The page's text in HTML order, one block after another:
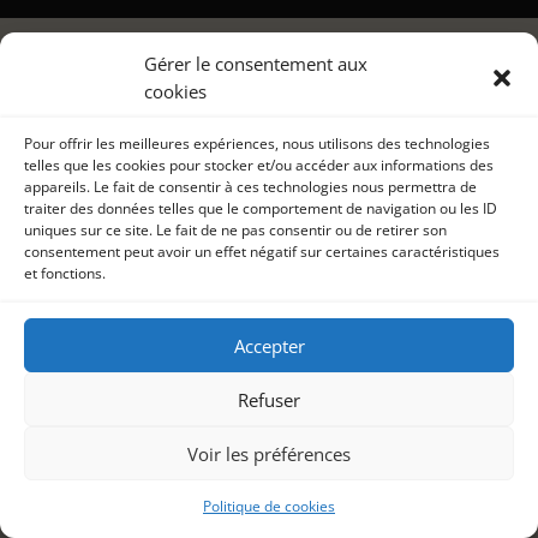
Gérer le consentement aux
cookies
Pour offrir les meilleures expériences, nous utilisons des technologies
telles que les cookies pour stocker et/ou accéder aux informations des
appareils. Le fait de consentir à ces technologies nous permettra de
traiter des données telles que le comportement de navigation ou les ID
uniques sur ce site. Le fait de ne pas consentir ou de retirer son
consentement peut avoir un effet négatif sur certaines caractéristiques
et fonctions.
Accepter
Refuser
Voir les préférences
Politique de cookies